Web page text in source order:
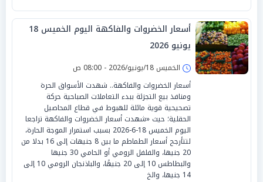
أسعار الخضروات والفاكهة اليوم الخميس 18
يونيو 2026
الخميس 18/يونيو/2026 - 08:00 ص
أسعار الخضروات والفاكهة.. شهدت الأسواق الحرة
ومنافذ بيع التجزئة ببدء التعاملات الصباحية حركة
تصحيحية قوية مائلة للهبوط في قطاع المحاصيل
الحقلية؛ حيث «شهدت أسعار الخضروات والفاكهة تراجعا
اليوم الخميس 18-6-2026 بسبب استمرار الموجة الحارة،
لتتأرجح أسعار الطماطم ما بين 8 جنيهات إلى 16 بدلا من
20 جنيها، والفلفل الرومي أو الحامي 30 جنيها
والبطاطس 10 إلى 20 جنيهًا، والباذنجان الرومي 10 إلى
14 جنيها، والخ